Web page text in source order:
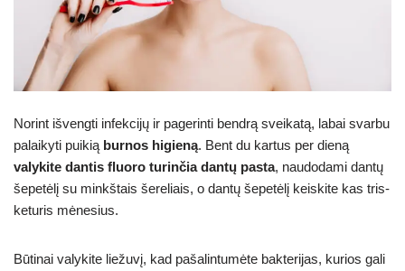
Norint išvengti infekcijų ir pagerinti bendrą sveikatą, labai svarbu
palaikyti puikią burnos higieną. Bent du kartus per dieną
valykite dantis fluoro turinčia dantų pasta, naudodami dantų
šepetėlį su minkštais šereliais, o dantų šepetėlį keiskite kas tris-
keturis mėnesius.
Būtinai valykite liežuvį, kad pašalintumėte bakterijas, kurios gali